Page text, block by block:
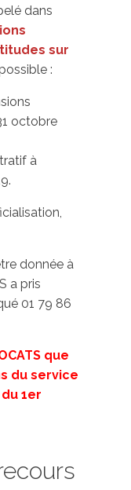
dans
sur
:
octobre
à
donnée à
a pris
01 79 86
que
du service
1er